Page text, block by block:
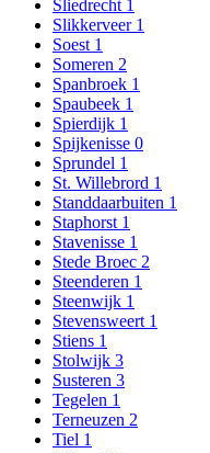
Sliedrecht 1
Slikkerveer 1
Soest 1
Someren 2
Spanbroek 1
Spaubeek 1
Spierdijk 1
Spijkenisse 0
Sprundel 1
St. Willebrord 1
Standdaarbuiten 1
Staphorst 1
Stavenisse 1
Stede Broec 2
Steenderen 1
Steenwijk 1
Stevensweert 1
Stiens 1
Stolwijk 3
Susteren 3
Tegelen 1
Terneuzen 2
Tiel 1